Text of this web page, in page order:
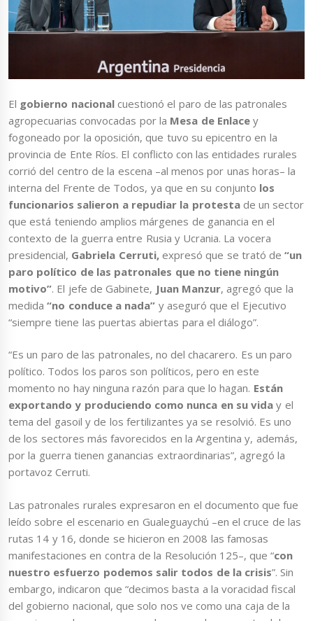
El gobierno nacional cuestionó el paro de las patronales
agropecuarias convocadas por la Mesa de Enlacey
fogoneado por la oposición, que tuvo su epicentro en la
provincia de Ente Ríos. El conflicto con las entidades rurales
corrió del centro de la escena –al menos por unas horas– la
interna del Frente de Todos, ya que en su conjunto los
funcionarios salieron a repudiar la protestade un sector
que está teniendo amplios márgenes de ganancia en el
contexto de la guerra entre Rusia y Ucrania. La vocera
presidencial, Gabriela Cerruti,expresó que se trató de“un
paro político de las patronales que no tiene ningún
motivo”. El jefe de Gabinete, Juan Manzur, agregó que la
medida“no conduce a nada” y aseguró que el Ejecutivo
“siempre tiene las puertas abiertas para el diálogo”.
“Es un paro de las patronales, no del chacarero. Es un paro
político. Todos los paros son políticos, pero en este
momento no hay ninguna razón para que lo hagan. Están
exportando y produciendo como nunca en su vida y el
tema del gasoil y de los fertilizantes ya se resolvió. Es uno
de los sectores más favorecidos en la Argentina y, además,
por la guerra tienen ganancias extraordinarias”, agregó la
portavoz Cerruti.
Las patronales rurales expresaron en el documento que fue
leído sobre el escenario en Gualeguaychú –en el cruce de las
rutas 14 y 16, donde se hicieron en 2008 las famosas
manifestaciones en contra de la Resolución 125–, que “con
nuestro esfuerzo podemos salir todos de la crisis”. Sin
embargo, indicaron que “decimos basta a la voracidad fiscal
del gobierno nacional, que solo nos ve como una caja de la